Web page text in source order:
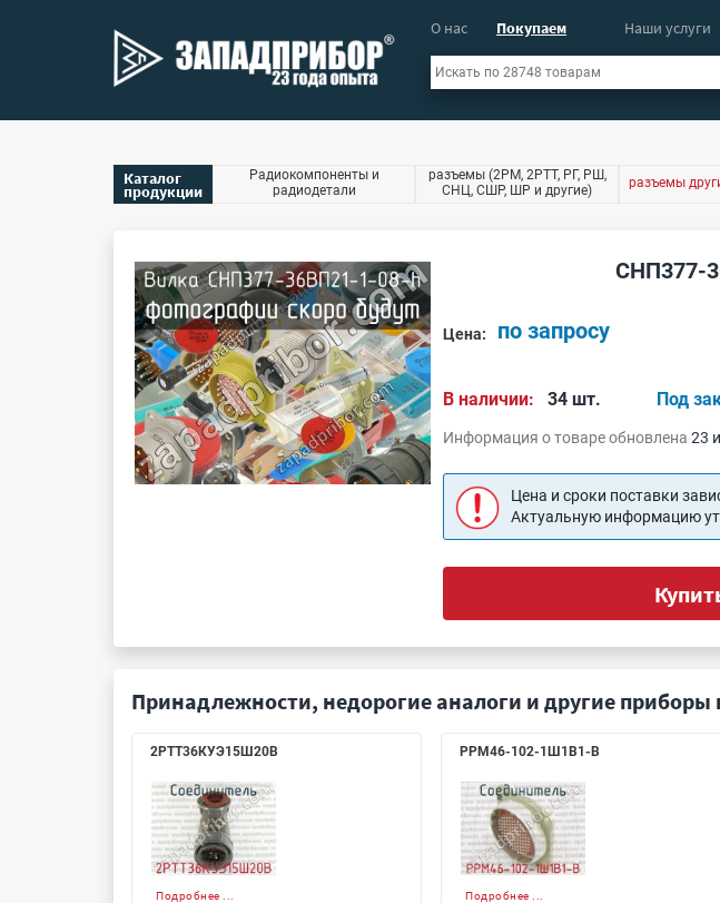
О нас Покупаем Наши услуги
Каталог
продукции
Радиокомпоненты и
радиодетали
разъемы (2РМ, 2РТТ, РГ, РШ,
СНЦ, СШР, ШР и другие)
разъемы
СНП377-
Цена: по запросу
В наличии: 34 шт. Под
Информация о товаре обновлена23
Цена и сроки поставки
Актуальную информацию
Принадлежности, недорогие аналоги и другие приборы
2РТТ36КУЭ15Ш20В
Подробнее ...
РРМ46-102-1Ш1В1-В
Подробнее ...